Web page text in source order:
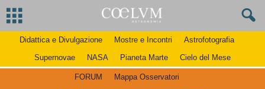
Didattica e Divulgazione Mostre e Incontri
Astrofotografia
Supernovae
NASA Pianeta Marte Cielo del Mese
FORUM
Mappa Osservatori